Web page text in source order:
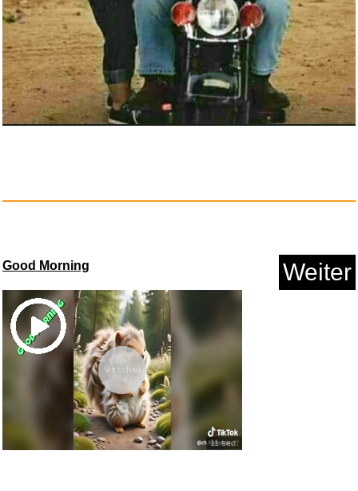
The Omnichord Real Book...
Rheita Tafellappen aus Frottee...
Good Morning Weiter
Vorschau
11 sec.